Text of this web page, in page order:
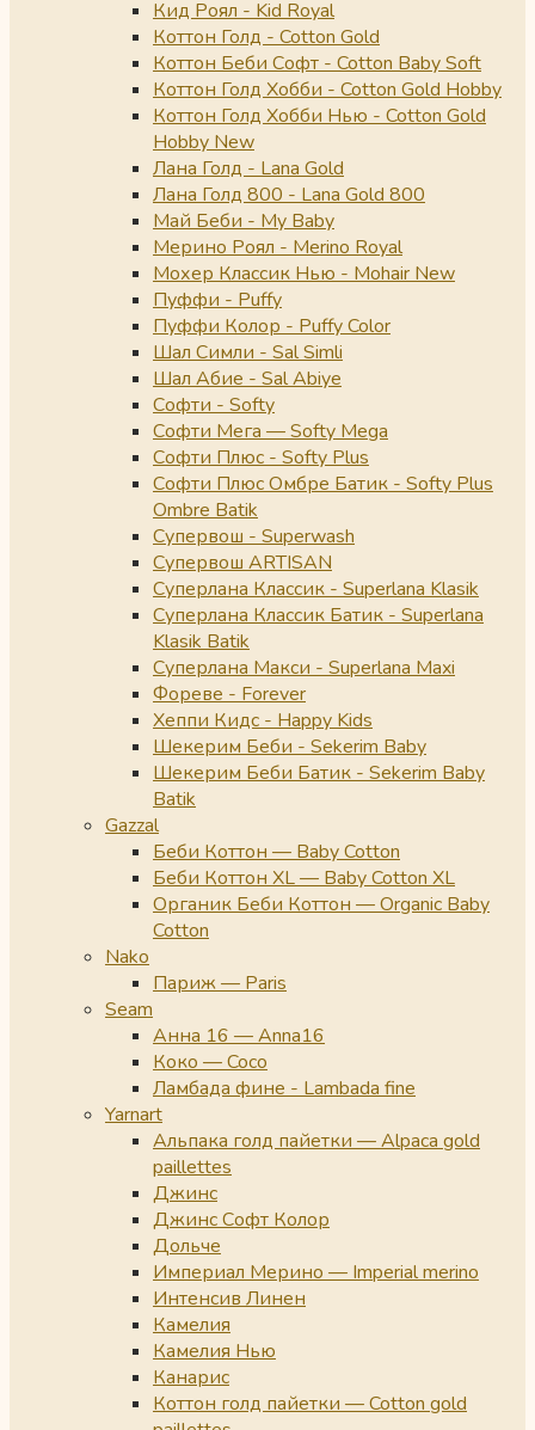
Кид Роял - Kid Royal
Коттон Голд - Cotton Gold
Коттон Беби Софт - Cotton Baby Soft
Коттон Голд Хобби - Cotton Gold Hobby
Коттон Голд Хобби Нью - Cotton Gold
Hobby New
Лана Голд - Lana Gold
Лана Голд 800 - Lana Gold 800
Май Беби - My Baby
Мерино Роял - Merino Royal
Мохер Классик Нью - Mohair New
Пуффи - Puffy
Пуффи Колор - Puffy Color
Шал Симли - Sal Simli
Шал Абие - Sal Abiye
Софти - Softy
Софти Мега — Softy Mega
Софти Плюс - Softy Plus
Софти Плюс Омбре Батик - Softy Plus
Ombre Batik
Супервош - Superwash
Супервош ARTISAN
Суперлана Классик - Superlana Klasik
Суперлана Классик Батик - Superlana
Klasik Batik
Суперлана Макси - Superlana Maxi
Фореве - Forever
Хеппи Кидс - Happy Kids
Шекерим Беби - Sekerim Baby
Шекерим Беби Батик - Sekerim Baby
Batik
Gazzal
Беби Коттон — Baby Cotton
Беби Коттон XL — Baby Cotton XL
Органик Беби Коттон — Organic Baby
Cotton
Nako
Париж — Paris
Seam
Анна 16 — Anna16
Коко — Coco
Ламбада фине - Lambada fine
Yarnart
Альпака голд пайетки — Alpaca gold
paillettes
Джинс
Джинс Софт Колор
Дольче
Империал Мерино — Imperial merino
Интенсив Линен
Камелия
Камелия Нью
Канарис
Коттон голд пайетки — Cotton gold